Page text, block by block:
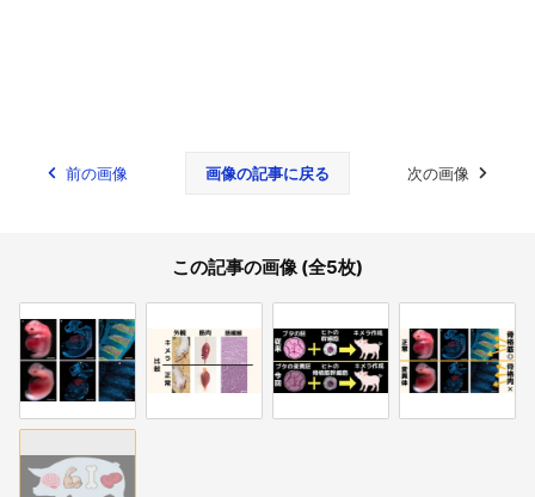
前の画像 画像の記事に戻る 次の画像
この記事の画像 (全5枚)